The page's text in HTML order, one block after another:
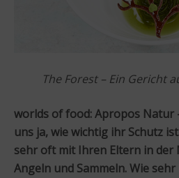
The Forest – Ein Gericht
worlds of food:Apropos Natur
uns ja, wie wichtig ihr Schutz
sehr oft mit Ihren Eltern in der
Angeln und Sammeln. Wie